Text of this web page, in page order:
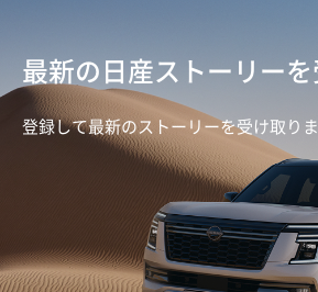
最新の日産ストーリー
登録して最新のストーリーを受け取り